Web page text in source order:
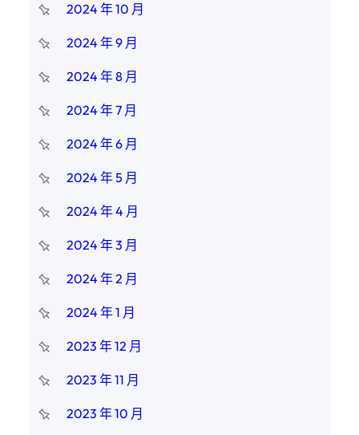
2024 年 10 月
2024 年 9 月
2024 年 8 月
2024 年 7 月
2024 年 6 月
2024 年 5 月
2024 年 4 月
2024 年 3 月
2024 年 2 月
2024 年 1 月
2023 年 12 月
2023 年 11 月
2023 年 10 月